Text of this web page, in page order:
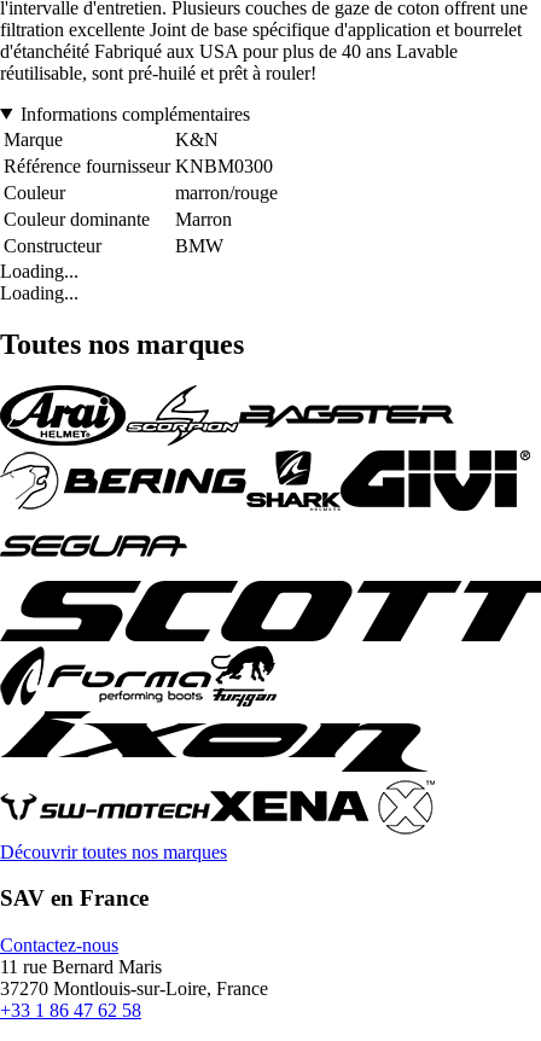
l'intervalle d'entretien. Plusieurs couches de gaze de coton offrent une
filtration excellente Joint de base spécifique d'application et bourrelet
d'étanchéité Fabriqué aux USA pour plus de 40 ans Lavable
réutilisable, sont pré-huilé et prêt à rouler!
Informations complémentaires
Marque
K&N
Référence fournisseur KNBM0300
Couleur
marron/rouge
Couleur dominante
Marron
Constructeur
BMW
Loading...
Loading...
Toutes nos marques
Découvrir toutes nos marques
SAV en France
Contactez-nous
11 rue Bernard Maris
37270 Montlouis-sur-Loire, France
+33 1 86 47 62 58